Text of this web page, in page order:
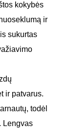
kokybės
ir
sukurtas
ir patvarus.
todėl
Lengvas